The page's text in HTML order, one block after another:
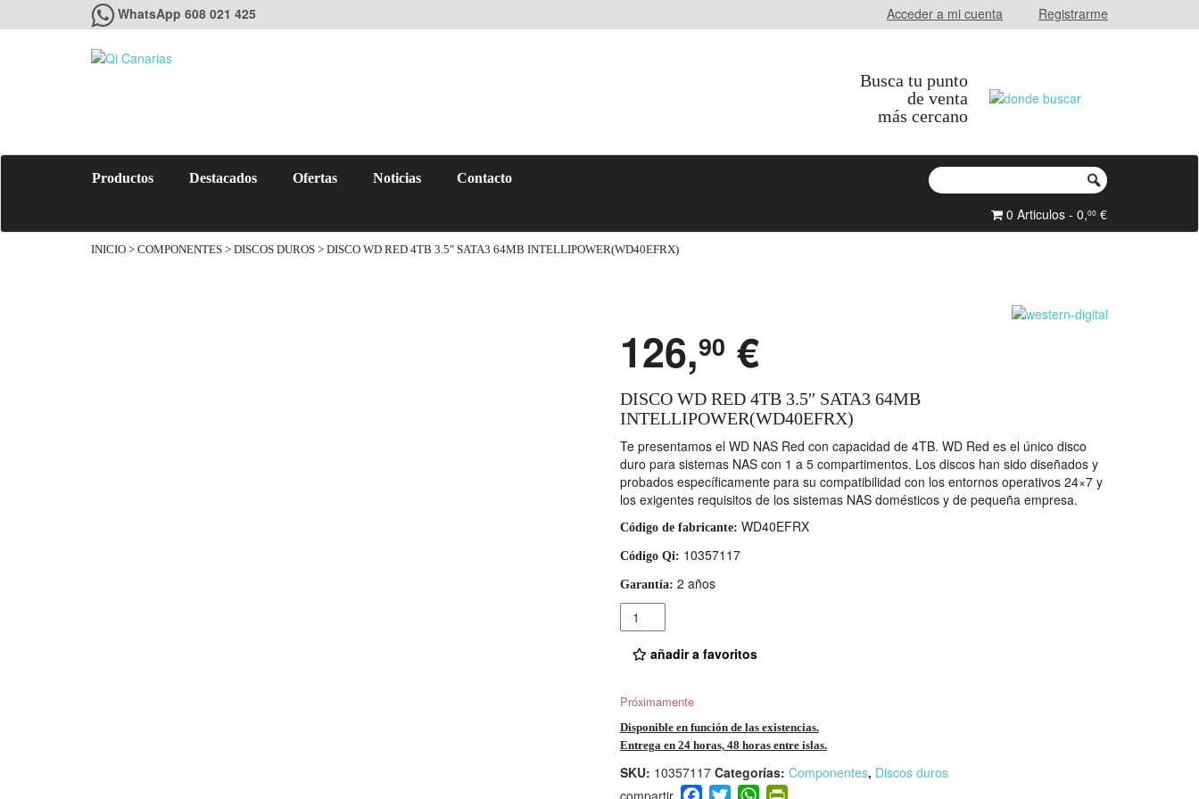
WhatsApp 608 021 425 Acceder a mi cuenta Registrarme
Busca tu punto
de venta
más cercano
Productos Destacados Ofertas Noticias Contacto
0 Articulos - 0,00 €
INICIO > COMPONENTES > DISCOS DUROS > DISCO WD RED 4TB 3.5″ SATA3 64MB INTELLIPOWER(WD40EFRX)
126,90 €
DISCO WD RED 4TB 3.5″ SATA3 64MB
INTELLIPOWER(WD40EFRX)
Te presentamos el WD NAS Red con capacidad de 4TB. WD Red es el único disco
duro para sistemas NAS con 1 a 5 compartimentos. Los discos han sido diseñados y
probados específicamente para su compatibilidad con los entornos operativos 24×7 y
los exigentes requisitos de los sistemas NAS domésticos y de pequeña empresa.
Código de fabricante: WD40EFRX
Código Qi: 10357117
Garantía: 2 años
Cantidad
añadir a favoritos
Próximamente
Disponible en función de las existencias.
Entrega en 24 horas, 48 horas entre islas.
SKU: 10357117 Categorías: Componentes, Discos duros